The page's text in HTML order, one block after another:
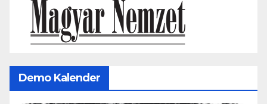
Demo Kalender